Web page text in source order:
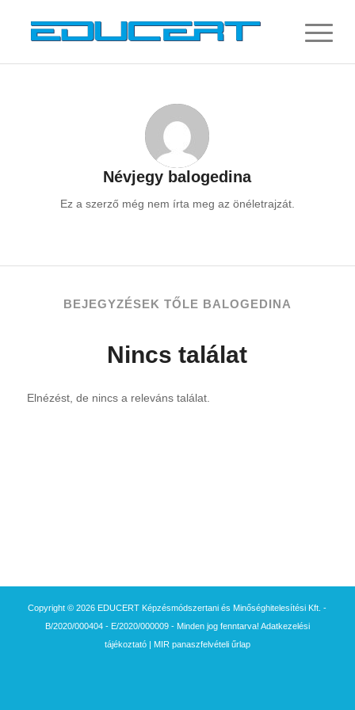
Névjegy balogedina
Ez a szerző még nem írta meg az önéletrajzát.
BEJEGYZÉSEK TŐLE BALOGEDINA
Nincs találat
Elnézést, de nincs a releváns találat.
Copyright © 2026 EDUCERT Képzésmódszertani és Minőséghitelesítési Kft. -
B/2020/000404 - E/2020/000009 - Minden jog fenntarva! Adatkezelési
tájékoztató| MIR panaszfelvételi űrlap